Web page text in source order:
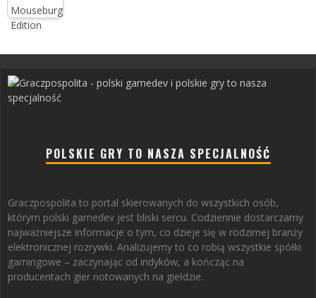
POLSKIE GRY TO NASZA SPECJALNOŚĆ
Graczpospolita to portal skierowanych do wszystkich osób,
którym polski gamedev jest bliski sercu. Codziennie dostarczamy
najważniejsze informacje o tym, co dzieje się w rodzimej branży
elektronicznej rozrywki. Analizujemy to co robią wszystkie spółki
gamingowe – zaczynając od indyków, a kończąc na
producentach gier notowanych na giełdzie.